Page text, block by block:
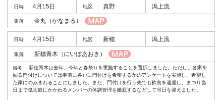
潟上流
4月15日 真野
金丸（かなまる）
潟上流
4月15日 新穂
新穂青木（にいぼあおき）
新穂青木は去年、今年と春祭りを実施することを選択しました。ただし、各家を
回る門付けについては事前に各戸に門付けを希望するかのアンケートを実施し、希望し
た家にのみまわることにしました。また、門付けを行う先でも飲食を遠慮し、まつり当
日まで鬼太鼓にかかわるメンバーの体調管理を徹底するなどして当日を迎えました。